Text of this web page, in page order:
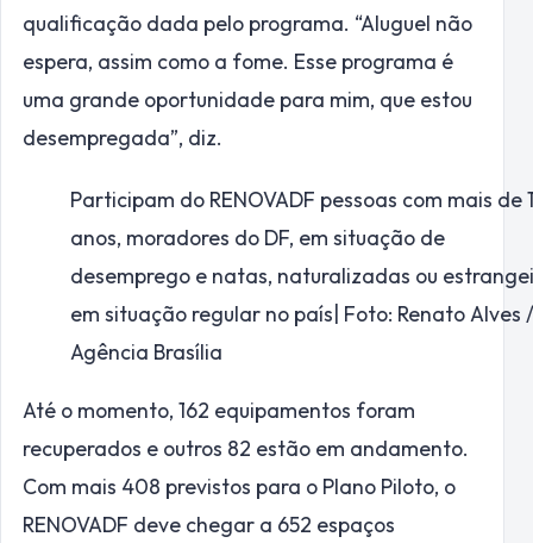
qualificação dada pelo programa. “Aluguel não
espera, assim como a fome. Esse programa é
uma grande oportunidade para mim, que estou
desempregada”, diz.
Participam do RENOVADF pessoas com mais de
anos, moradores do DF, em situação de
desemprego e natas, naturalizadas ou
em situação regular no país| Foto: Renato Alves /
Agência Brasília
Até o momento, 162 equipamentos foram
recuperados e outros 82 estão em andamento.
Com mais 408 previstos para o Plano Piloto, o
RENOVADF deve chegar a 652 espaços